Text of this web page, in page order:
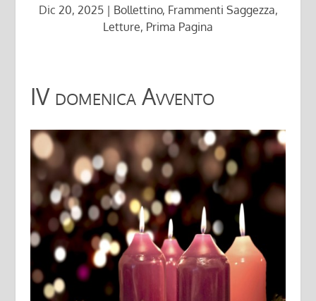
Dic 20, 2025| Bollettino, Frammenti Saggezza,
Letture, Prima Pagina
IV domenica Avvento